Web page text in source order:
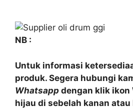
NB :
Untuk informasi
produk. Segera hubungi
Whatsapp dengan klik ikon
hijau di sebelah kanan